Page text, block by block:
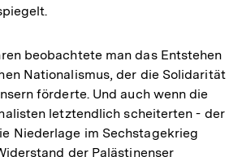
beobachtete man das Entstehen
Nationalismus, der die Solidarität
förderte. Und auch wenn die
letztendlich scheiterten - der
Niederlage im Sechstagekrieg
der Palästinenser